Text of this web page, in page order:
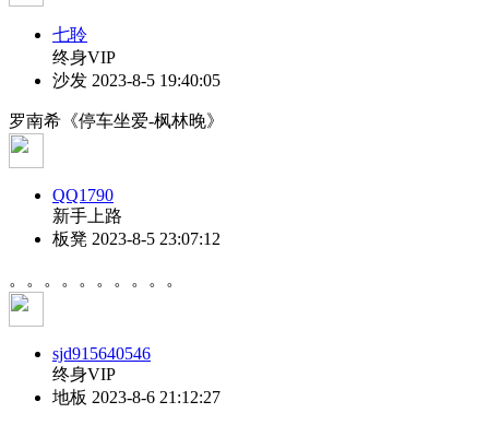
七聆
终身VIP
沙发 2023-8-5 19:40:05
罗南希《停车坐爱-枫林晚》
QQ1790
新手上路
板凳 2023-8-5 23:07:12
。。。。。。。。。。
sjd915640546
终身VIP
地板 2023-8-6 21:12:27